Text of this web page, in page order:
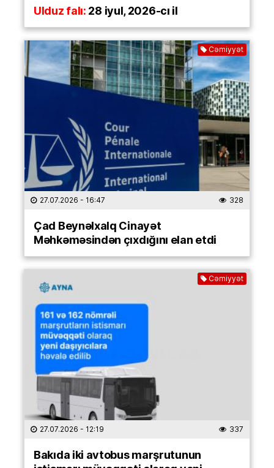
Ulduz falı:28 iyul, 2026-cı il
Cəmiyyət
27.07.2026 - 16:47 328
Çad Beynəlxalq Cinayət
Məhkəməsindən çıxdığını elan etdi
Cəmiyyət
27.07.2026 - 12:19 337
Bakıda iki avtobus marşrutunun